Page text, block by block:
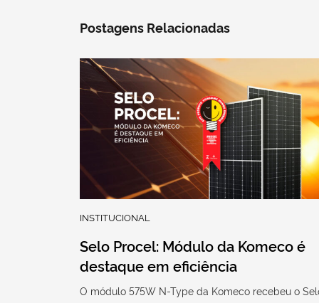
Postagens Relacionadas
INSTITUCIONAL
Selo Procel: Módulo da Komeco é
destaque em eficiência
O módulo 575W N-Type da Komeco recebeu o